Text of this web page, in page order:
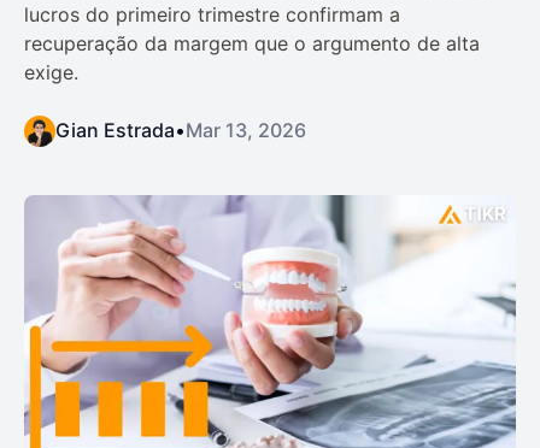
lucros do primeiro trimestre confirmam a
recuperação da margem que o argumento de alta
exige.
Gian Estrada•Mar 13, 2026